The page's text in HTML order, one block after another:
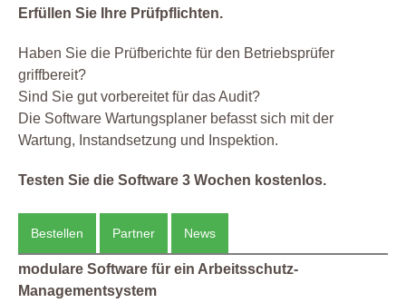
Erfüllen Sie Ihre Prüfpflichten.
Haben Sie die Prüfberichte für den Betriebsprüfer
griffbereit?
Sind Sie gut vorbereitet für das Audit?
Die Software Wartungsplaner befasst sich mit der
Wartung, Instandsetzung und Inspektion.
Testen Sie die Software 3 Wochen kostenlos.
Bestellen Partner News
modulare Software für ein Arbeitsschutz-
Managementsystem